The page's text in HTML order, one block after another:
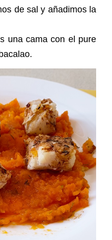
de sal y añadimos la
una cama con el pure